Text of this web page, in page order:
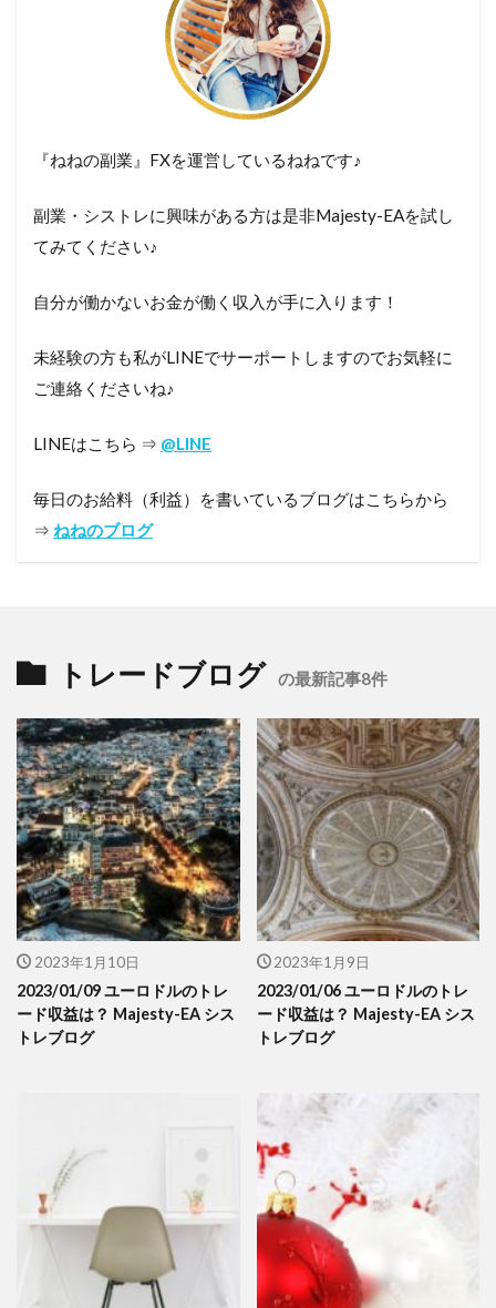
『ねねの副業』FXを運営しているねねです♪
副業・シストレに興味がある方は是非Majesty-EAを試し
てみてください♪
自分が働かないお金が働く収入が手に入ります！
未経験の方も私がLINEでサーポートしますのでお気軽に
ご連絡くださいね♪
LINEはこちら ⇒ @LINE
毎日のお給料（利益）を書いているブログはこちらから
⇒ ねねのブログ
トレードブログ の最新記事8件
2023年1月10日
2023/01/09 ユーロドルのトレ
ード収益は？ Majesty-EA シス
トレブログ
2023年1月9日
2023/01/06 ユーロドルのトレ
ード収益は？ Majesty-EA シス
トレブログ